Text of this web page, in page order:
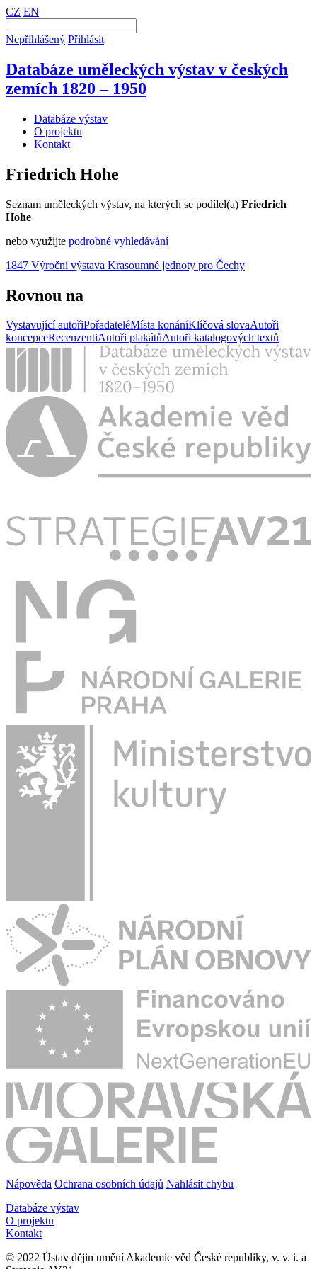
CZ EN
Nepřihlášený Přihlásit
Databáze uměleckých výstav v českých
zemích 1820 – 1950
Databáze výstav
O projektu
Kontakt
Friedrich Hohe
Seznam uměleckých výstav, na kterých se podílel(a) Friedrich
Hohe
nebo využijte podrobné vyhledávání
1847 Výroční výstava Krasoumné jednoty pro Čechy
Rovnou na
Vystavující autořiPořadateléMísta konáníKlíčová slovaAutoři
koncepceRecenzentiAutoři plakátůAutoři katalogových textů
Nápověda Ochrana osobních údajů Nahlásit chybu
Databáze výstav
O projektu
Kontakt
© 2022 Ústav dějin umění Akademie věd České republiky, v. v. i. a